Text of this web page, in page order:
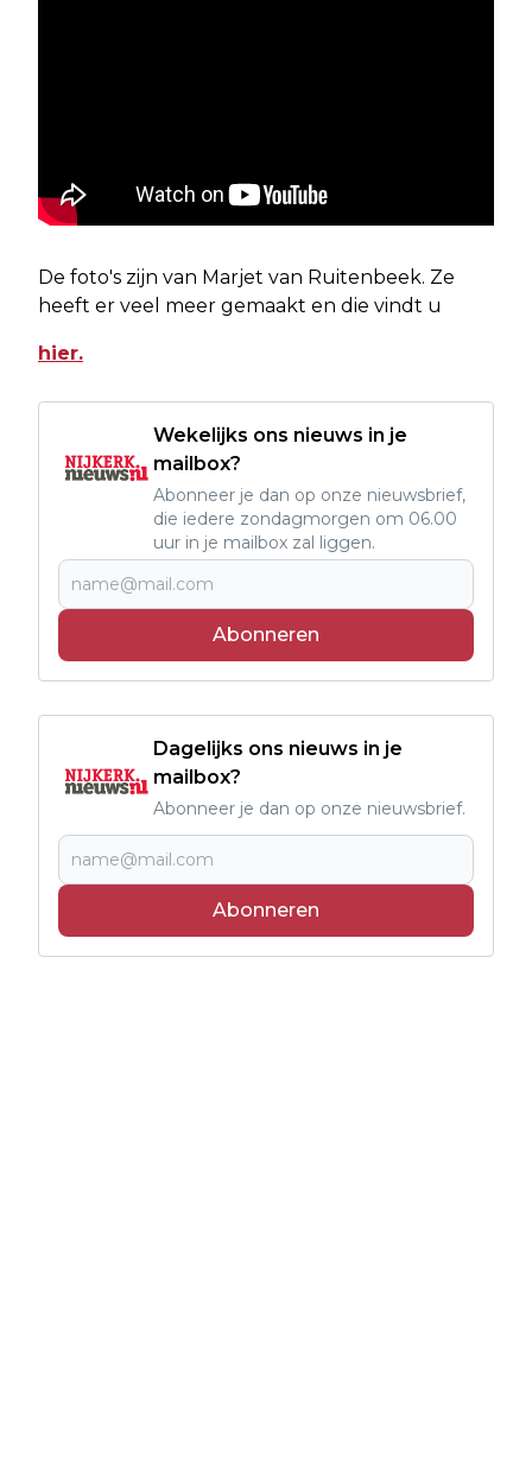
De foto's zijn van Marjet van Ruitenbeek. Ze
heeft er veel meer gemaakt en die vindt u
hier.
Wekelijks ons nieuws in je
mailbox?
Abonneer je dan op onze nieuwsbrief,
die iedere zondagmorgen om 06.00
uur in je mailbox zal liggen.
Abonneren
Dagelijks ons nieuws in je
mailbox?
Abonneer je dan op onze nieuwsbrief.
Abonneren